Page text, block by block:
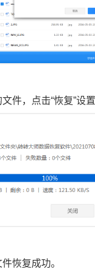
件，点击“恢复”设
恢复成功。